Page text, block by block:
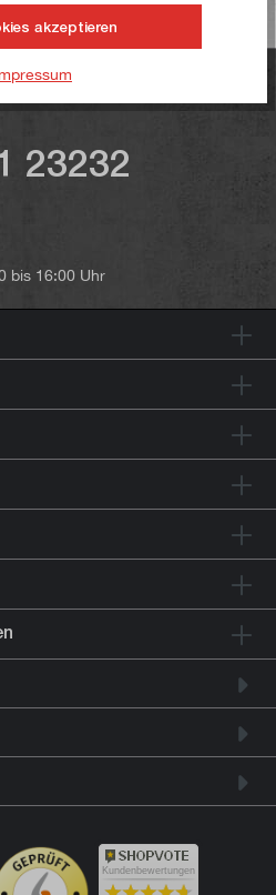
23232
bis 16:00 Uhr
Kundenbewertungen
akzeptieren